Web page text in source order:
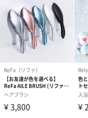
コットン巾着 【誕生
日】（グレー）M（550
円）